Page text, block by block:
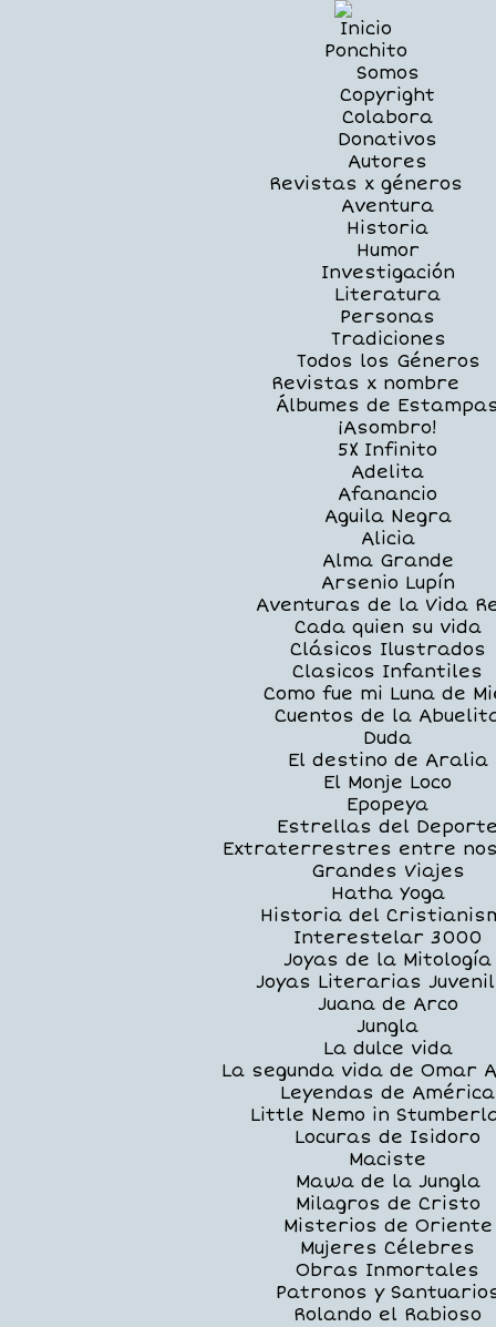
Inicio
Ponchito
Somos
Copyright
Colabora
Donativos
Autores
Revistas x géneros
Aventura
Historia
Humor
Investigación
Literatura
Personas
Tradiciones
Todos los Géneros
Revistas x nombre
Álbumes de
¡Asombro!
5X Infinito
Adelita
Afanancio
Aguila Negra
Alicia
Alma Grande
Arsenio Lupín
Aventuras de la Vida
Cada quien su vida
Clásicos Ilustrados
Clasicos Infantiles
Como fue mi Luna de
Cuentos de la
Duda
El destino de Aralia
El Monje Loco
Epopeya
Estrellas del
Extraterrestres entre
Grandes Viajes
Hatha Yoga
Historia del
Interestelar 3000
Joyas de la Mitología
Joyas Literarias
Juana de Arco
Jungla
La dulce vida
La segunda vida de Omar
Leyendas de América
Little Nemo in
Locuras de Isidoro
Maciste
Mawa de la Jungla
Milagros de Cristo
Misterios de Oriente
Mujeres Célebres
Obras Inmortales
Patronos y
Rolando el Rabioso